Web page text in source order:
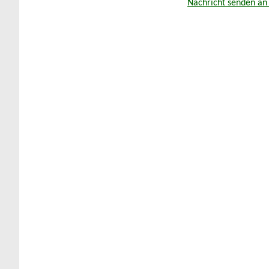
Nachricht senden